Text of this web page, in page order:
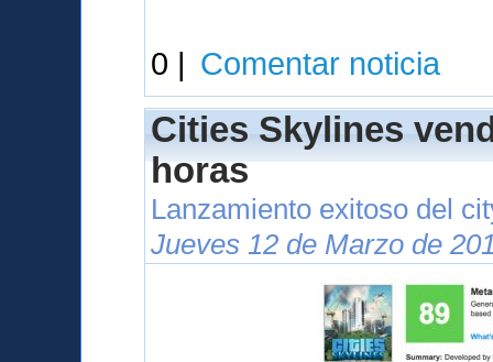
0 | Comentar noticia
Cities Skylines
horas
Lanzamiento exitoso del
Jueves 12 de Marzo de